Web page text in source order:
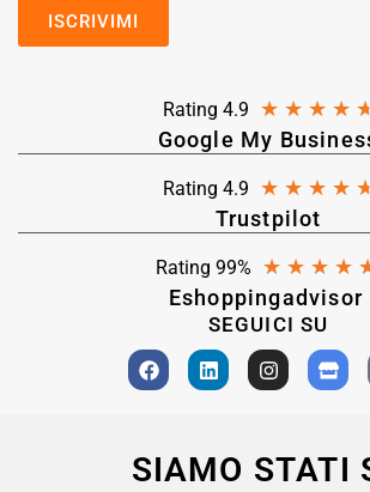
Rating 4.9 ★ ★ ★ ★
Google My
Rating 4.9 ★ ★ ★ ★
Trustpilot
Rating 99% ★ ★ ★ ★
Eshoppingadvisor
SEGUICI SU
SIAMO STATI